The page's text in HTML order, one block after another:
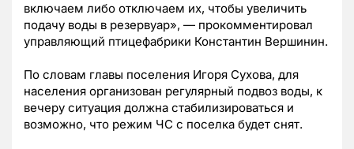
включаем либо отключаем их, чтобы увеличить
подачу воды в резервуар», — прокомментировал
управляющий птицефабрики Константин Вершинин.
По словам главы поселения Игоря Сухова, для
населения организован регулярный подвоз воды, к
вечеру ситуация должна стабилизироваться и
возможно, что режим ЧС с поселка будет снят.